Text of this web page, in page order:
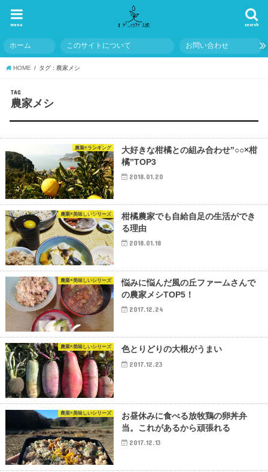
search
menu
ホーム このサイトについて お問い合わせ
HOME タグ : 農家メシ
TAG
農家メシ
農業×ランキング
大好きな柑橘との組み合わせ”○○×柑
橘”TOP3
2018.01.20
農業×美味しいシリーズ
柑橘農家でも自給自足の生活ができ
る理由
2018.01.18
農業×美味しいシリーズ
悩みに悩んだ風の丘ファームさんで
の農家メシTOP5！
2017.12.24
農業×美味しいシリーズ 色とりどりの大根がうまい
2017.12.23
農業×美味しいシリーズ
お昼休みに食べる放牧鶏の卵丼弁
当。これがあるから頑張れる
2017.12.13